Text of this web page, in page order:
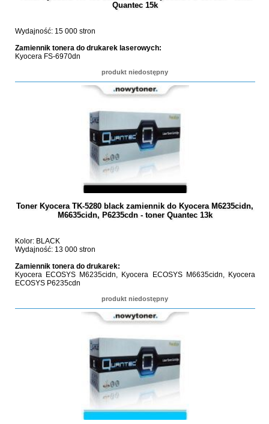
Quantec 15k
Wydajność: 15 000 stron
Zamiennik tonera do drukarek laserowych:
Kyocera FS-6970dn
produkt niedostępny
Toner Kyocera TK-5280 black zamiennik do Kyocera M6235cidn,
M6635cidn, P6235cdn - toner Quantec 13k
Kolor: BLACK
Wydajność: 13 000 stron
Zamiennik tonera do drukarek:
Kyocera ECOSYS M6235cidn, Kyocera ECOSYS M6635cidn, Kyocera
ECOSYS P6235cdn
produkt niedostępny